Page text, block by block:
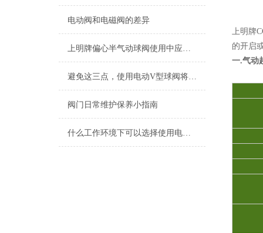
电动阀和电磁阀的差异
上明牌偏心半气动球阀使用中应该注意什么问题！
避免这三点，使用电动V型球阀将不再困难！
阀门日常维护保养小指南
什么工作环境下可以选择使用电动阀门？
上明牌
的开启
一.气动